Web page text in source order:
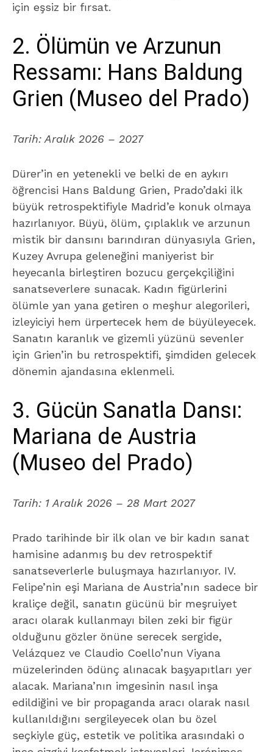
için eşsiz bir fırsat.
2. Ölümün ve Arzunun
Ressamı: Hans Baldung
Grien (Museo del Prado)
Tarih: Aralık 2026 – 2027
Dürer’in en yetenekli ve belki de en aykırı
öğrencisi Hans Baldung Grien, Prado’daki ilk
büyük retrospektifiyle Madrid’e konuk olmaya
hazırlanıyor. Büyü, ölüm, çıplaklık ve arzunun
mistik bir dansını barındıran dünyasıyla Grien,
Kuzey Avrupa geleneğini maniyerist bir
heyecanla birleştiren bozucu gerçekçiliğini
sanatseverlere sunacak. Kadın figürlerini
ölümle yan yana getiren o meşhur alegorileri,
izleyiciyi hem ürpertecek hem de büyüleyecek.
Sanatın karanlık ve gizemli yüzünü sevenler
için Grien’in bu retrospektifi, şimdiden gelecek
dönemin ajandasına eklenmeli.
3. Gücün Sanatla Dansı:
Mariana de Austria
(Museo del Prado)
Tarih: 1 Aralık 2026 – 28 Mart 2027
Prado tarihinde bir ilk olan ve bir kadın sanat
hamisine adanmış bu dev retrospektif
sanatseverlerle buluşmaya hazırlanıyor. IV.
Felipe’nin eşi Mariana de Austria’nın sadece bir
kraliçe değil, sanatın gücünü bir meşruiyet
aracı olarak kullanmayı bilen zeki bir figür
olduğunu gözler önüne serecek sergide,
Velázquez ve Claudio Coello’nun Viyana
müzelerinden ödünç alınacak başyapıtları yer
alacak. Mariana’nın imgesinin nasıl inşa
edildiğini ve bir propaganda aracı olarak nasıl
kullanıldığını sergileyecek olan bu özel
seçkiyle güç, estetik ve politika arasındaki o